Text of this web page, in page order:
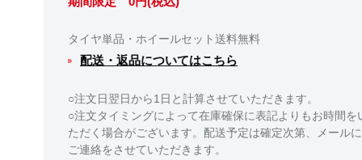
タイヤ単品・ホイールセット送料無料
配送・返品についてはこちら
○注文日翌日から1日と計算させていただきます。
○注文タイミングによって在庫確保に表記よりもお時間を
ただく場合がございます。配送予定は確定次第、メール
ご連絡をさせていただきます。